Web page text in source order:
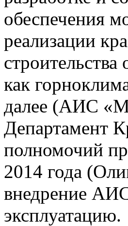
обеспечения
реализации
как
далее (АИС
Департамент
полномочий
2014 года
внедрение
эксплуатацию.